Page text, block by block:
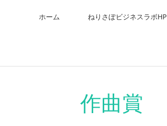
ホーム ねりさぽビジネスラボHP
作曲賞